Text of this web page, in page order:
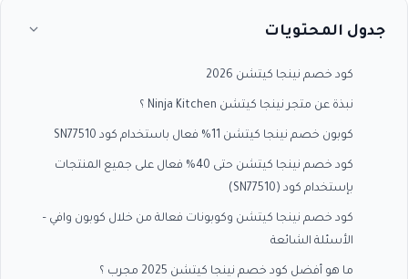
جدول المحتويات
كود خصم نينجا كيتشن 2026
نبذة عن متجر نينجا كيتشن Ninja Kitchen ؟
كوبون خصم نينجا كيتشن 11% فعال باستخدام كود SN77510
كود خصم نينجا كيتشن حتى 40% فعال على جميع المنتجات
بإستخدام كود (SN77510)
كود خصم نينجا كيتشن وكوبونات فعالة من خلال كوبون وافي –
الأسئلة الشائعة
ما هو أفضل كود خصم نينجا كيتشن 2025 مجرب ؟